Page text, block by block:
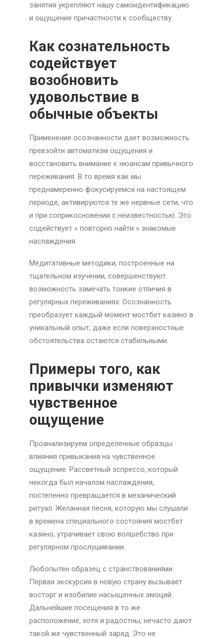
занятия укрепляют нашу самоидентификацию
и ощущение причастности к сообществу.
Как сознательность
содействует
возобновить
удовольствие в
обычные объекты
Применение осознанности дает возможность
превзойти автоматизм ощущения и
восстановить внимание к нюансам привычного
переживания. В то время как мы
преднамеренно фокусируемся на настоящем
периоде, активируются те же нервные сети, что
и при соприкосновении с неизвестностью. Это
содействует « повторно найти » знакомые
наслаждения.
Медитативные методики, построенные на
тщательном изучении, совершенствуют
возможность замечать тонкие отличия в
регулярных переживаниях. Осознанность
преобразует каждый момент мостбет казино в
уникальный опыт, даже если поверхностные
обстоятельства остаются стабильными.
Примеры того, как
привычки изменяют
чувственное
ощущение
Проанализируем определенные образцы
влияния привыкания на чувственное
ощущение. Рассветный эспрессо, который
некогда был началом наслаждения,
постепенно превращается в механический
ритуал. Желанная песня, которую мы слушали
в времена специального состояния мостбет
казино, утрачивает свою волшебство при
регулярном прослушивании.
Любопытен образец с странствованиями.
Первая экскурсия в новую страну вызывает
восторг и изобилие насыщенных эмоций.
Дальнейшие посещения в то же
расположение, хотя и радостны, нечасто дают
такой же чувственный заряд. Это не